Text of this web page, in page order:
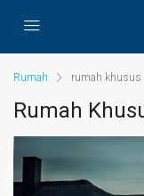
Rumah rumah khusus
Rumah